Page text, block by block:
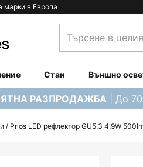
марки в Европа
магазин...
Стаи Външно
РАЗПРОДАЖБА | До
Prios LED рефлектор GU5.3 4,9W